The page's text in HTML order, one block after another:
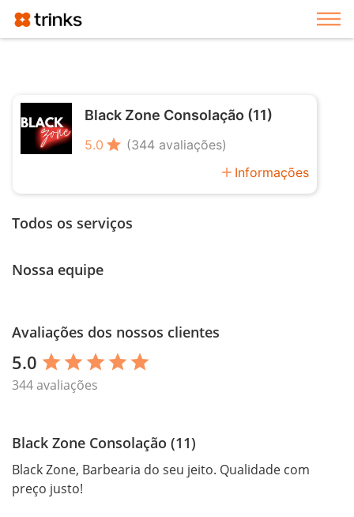
Black Zone Consolação (11)
5.0 star (344 avaliações)
add Informações
Todos os serviços
Nossa equipe
Avaliações dos nossos clientes
5.0 star star star star star
344 avaliações
Black Zone Consolação (11)
Black Zone, Barbearia do seu jeito. Qualidade com
preço justo!